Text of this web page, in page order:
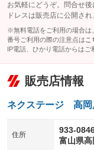
お気軽にどうぞ。問合せ
ドレスは販売店に公開され
※無料電話をご利用の場合は
番号ご利用の際の注意点は こ
IP電話、ひかり電話からはご
販売店情報
ネクステージ 高岡
住所
933-
富山県高